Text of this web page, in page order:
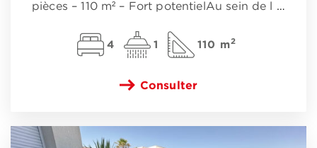
pièces – 110 m² – Fort potentielAu sein de l …
4 1 110 m2
Consulter